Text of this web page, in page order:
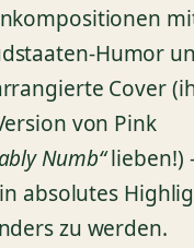
Humor
Cover
von Pink
Numb“lieben!)
absolutes
zu werden.